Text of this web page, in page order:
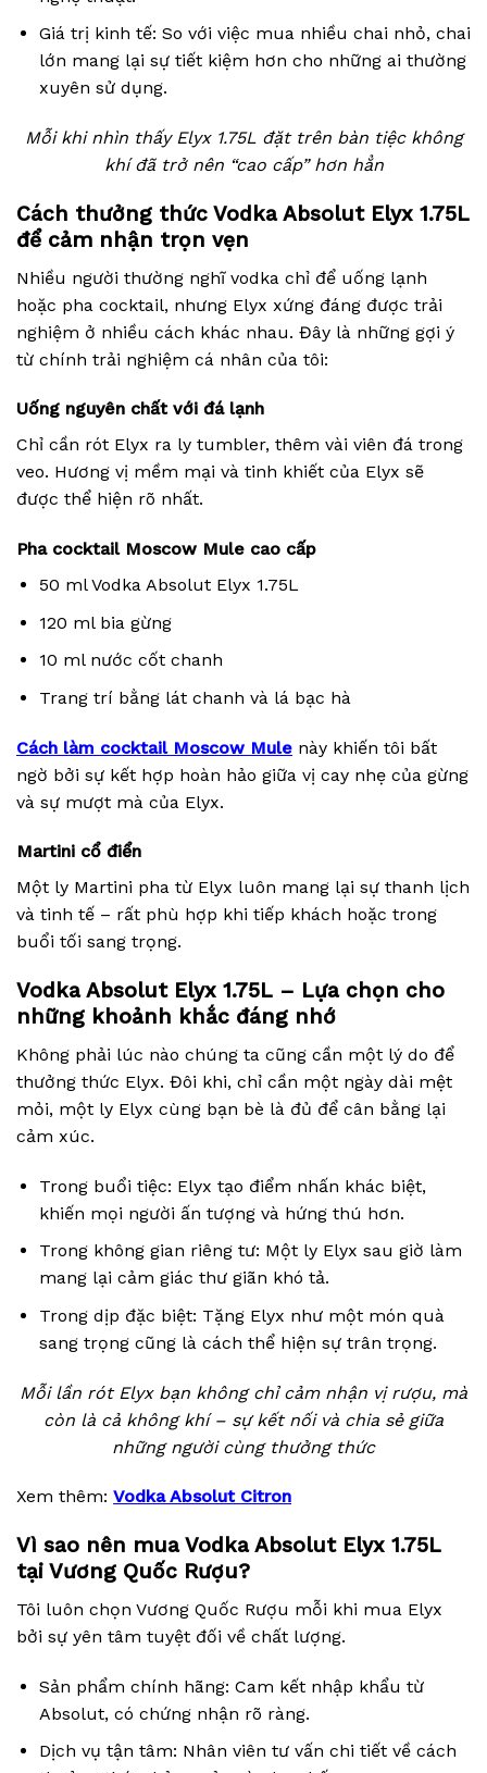
Giá trị kinh tế: So với việc mua nhiều chai nhỏ, chai
lớn mang lại sự tiết kiệm hơn cho những ai thường
xuyên sử dụng.
Mỗi khi nhìn thấy Elyx 1.75L đặt trên bàn tiệc không
khí đã trở nên “cao cấp” hơn hẳn
Cách thưởng thức Vodka Absolut Elyx 1.75L
để cảm nhận trọn vẹn
Nhiều người thường nghĩ vodka chỉ để uống lạnh
hoặc pha cocktail, nhưng Elyx xứng đáng được trải
nghiệm ở nhiều cách khác nhau. Đây là những gợi ý
từ chính trải nghiệm cá nhân của tôi:
Uống nguyên chất với đá lạnh
Chỉ cần rót Elyx ra ly tumbler, thêm vài viên đá trong
veo. Hương vị mềm mại và tinh khiết của Elyx sẽ
được thể hiện rõ nhất.
Pha cocktail Moscow Mule cao cấp
50 ml Vodka Absolut Elyx 1.75L
120 ml bia gừng
10 ml nước cốt chanh
Trang trí bằng lát chanh và lá bạc hà
Cách làm cocktail Moscow Mule này khiến tôi bất
ngờ bởi sự kết hợp hoàn hảo giữa vị cay nhẹ của gừng
và sự mượt mà của Elyx.
Martini cổ điển
Một ly Martini pha từ Elyx luôn mang lại sự thanh lịch
và tinh tế – rất phù hợp khi tiếp khách hoặc trong
buổi tối sang trọng.
Vodka Absolut Elyx 1.75L – Lựa chọn cho
những khoảnh khắc đáng nhớ
Không phải lúc nào chúng ta cũng cần một lý do để
thưởng thức Elyx. Đôi khi, chỉ cần một ngày dài mệt
mỏi, một ly Elyx cùng bạn bè là đủ để cân bằng lại
cảm xúc.
Trong buổi tiệc: Elyx tạo điểm nhấn khác biệt,
khiến mọi người ấn tượng và hứng thú hơn.
Trong không gian riêng tư: Một ly Elyx sau giờ làm
mang lại cảm giác thư giãn khó tả.
Trong dịp đặc biệt: Tặng Elyx như một món quà
sang trọng cũng là cách thể hiện sự trân trọng.
Mỗi lần rót Elyx bạn không chỉ cảm nhận vị rượu, mà
còn là cả không khí – sự kết nối và chia sẻ giữa
những người cùng thưởng thức
Xem thêm: Vodka Absolut Citron
Vì sao nên mua Vodka Absolut Elyx 1.75L
tại Vương Quốc Rượu?
Tôi luôn chọn Vương Quốc Rượu mỗi khi mua Elyx
bởi sự yên tâm tuyệt đối về chất lượng.
Sản phẩm chính hãng: Cam kết nhập khẩu từ
Absolut, có chứng nhận rõ ràng.
Dịch vụ tận tâm: Nhân viên tư vấn chi tiết về cách